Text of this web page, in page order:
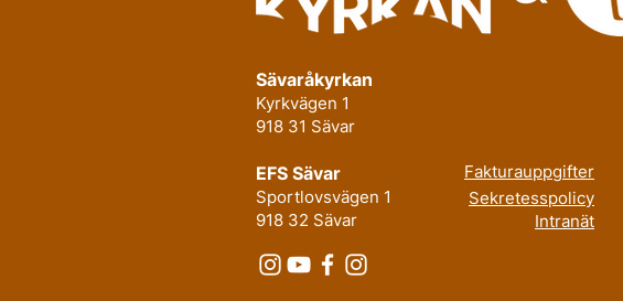
Sävaråkyrkan
Kyrkvägen 1
918 31 Sävar
EFS Sävar
Sportlovsvägen 1
918 32 Sävar
Intranät
Fakturauppgifter
Sekretesspolicy